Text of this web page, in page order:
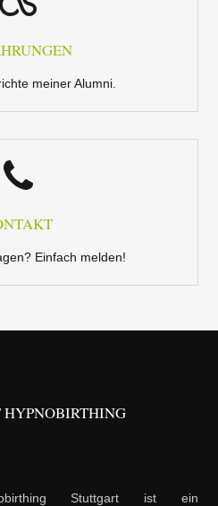
meiner Alumni.
Einfach melden!
HYPNOBIRTHING
Stuttgart ist ein